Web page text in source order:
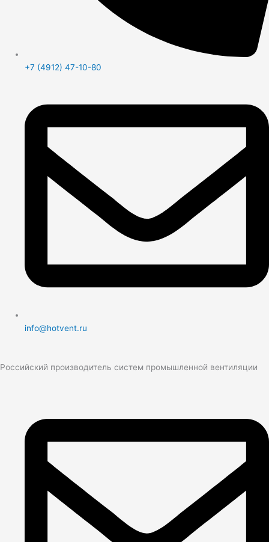
+7 (4912) 47-10-80
info@hotvent.ru
Российский производитель систем промышленной вентиляции